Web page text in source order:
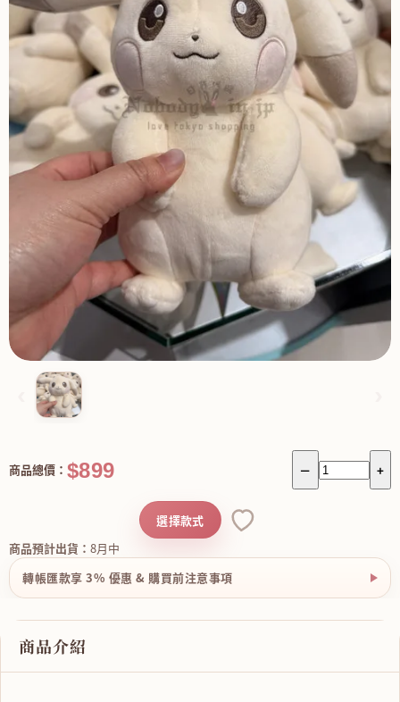
－ +
商品總價： $899
商品預計出貨： 8月中
選擇款式
轉帳匯款享 3% 優惠 & 購買前注意事項
商品介紹